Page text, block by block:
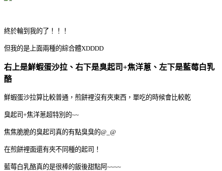
終於輪到我的了！！！
但我的是上面兩種的綜合體XDDDD
右上是鮮蝦蛋沙拉、右下是臭起司+焦洋蔥、左下是藍莓白乳
酪
鮮蝦蛋沙拉算比較普通，煎餅裡沒有夾東西，單吃的時候會比較乾
臭起司+焦洋蔥超特別的~~
焦焦脆脆的臭起司真的有點臭臭的@_@
在煎餅裡面還有夾不同種的起司！
藍莓白乳酪真的是很棒的飯後甜點阿~~~~